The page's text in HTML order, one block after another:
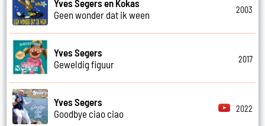
Yves Segers en Kokas
Geen wonder dat ik ween
2003
Yves Segers
Geweldig figuur
2017
Yves Segers
Goodbye ciao ciao
2022